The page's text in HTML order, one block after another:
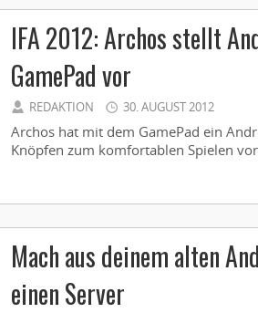
IFA 2012: Archos stellt
GamePad vor
REDAKTION 30. AUGUST 2012
Archos hat mit dem GamePad ein
Knöpfen zum komfortablen Spielen
Mach aus deinem alten
einen Server